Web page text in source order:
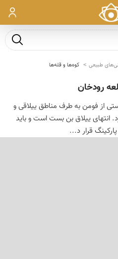
ورود
جست و
طبیعی کوه‌ها و قله‌ها
رودخان
از فومن به طرف مناطق ییلاقی و
انتهای ییلاق بن بست است و باید
قرار د...